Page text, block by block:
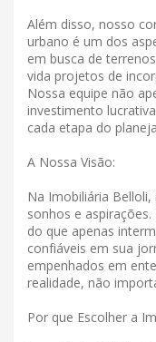
Além disso, nosso
urbano é um dos
em busca de
vida projetos de
Nossa equipe não
investimento
cada etapa do
A Nossa Visão:
Na Imobiliária
sonhos e
do que apenas
confiáveis ​​em sua
empenhados em
realidade, não
Por que Escolher a